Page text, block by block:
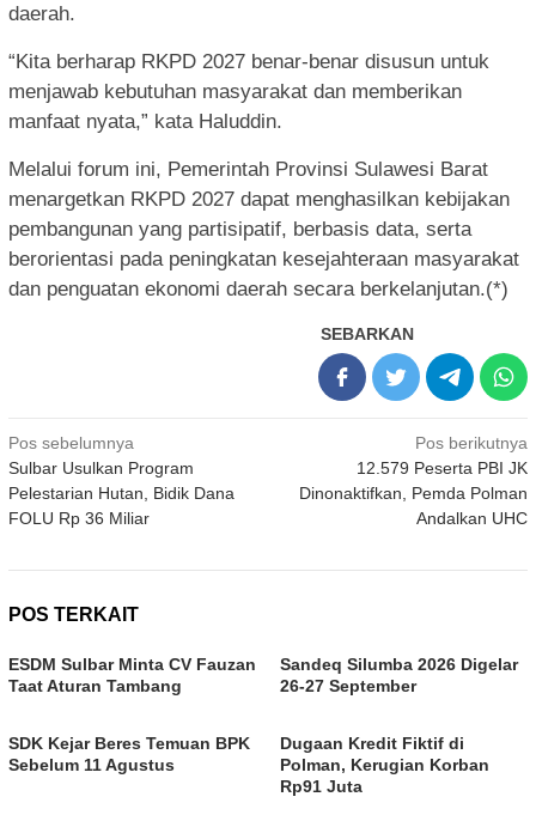
daerah.
“Kita berharap RKPD 2027 benar-benar disusun untuk
menjawab kebutuhan masyarakat dan memberikan
manfaat nyata,” kata Haluddin.
Melalui forum ini, Pemerintah Provinsi Sulawesi Barat
menargetkan RKPD 2027 dapat menghasilkan kebijakan
pembangunan yang partisipatif, berbasis data, serta
berorientasi pada peningkatan kesejahteraan masyarakat
dan penguatan ekonomi daerah secara berkelanjutan.(*)
SEBARKAN
Navigasi
pos
Pos sebelumnya
Sulbar Usulkan Program
Pelestarian Hutan, Bidik Dana
FOLU Rp 36 Miliar
Pos berikutnya
12.579 Peserta PBI JK
Dinonaktifkan, Pemda Polman
Andalkan UHC
POS TERKAIT
ESDM Sulbar Minta CV Fauzan
Taat Aturan Tambang
Sandeq Silumba 2026 Digelar
26-27 September
SDK Kejar Beres Temuan BPK
Sebelum 11 Agustus
Dugaan Kredit Fiktif di
Polman, Kerugian Korban
Rp91 Juta